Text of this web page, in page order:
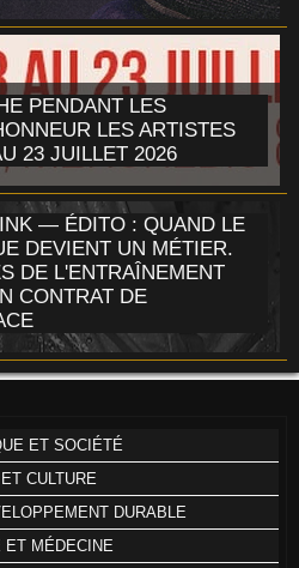
PENDANT LES
LES ARTISTES
23 JUILLET 2026
— ÉDITO : QUAND LE
DEVIENT UN MÉTIER.
DE L'ENTRAÎNEMENT
CONTRAT DE
ET SOCIÉTÉ
CULTURE
DURABLE
ET MÉDECINE